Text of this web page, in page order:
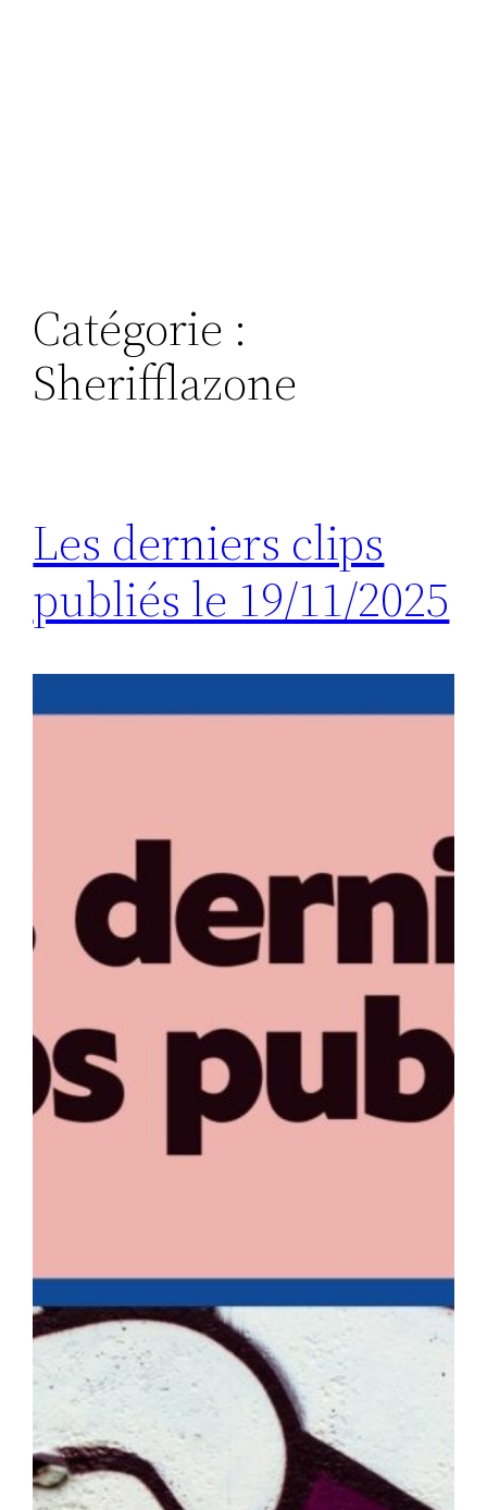
Catégorie :
Sherifflazone
Les derniers clips
publiés le 19/11/2025